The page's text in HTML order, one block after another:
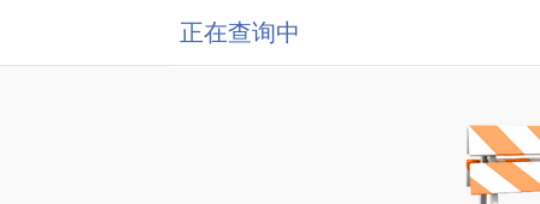
正在查询中